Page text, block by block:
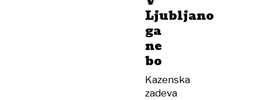
Ljubljano
ga
ne
bo
Kazenska
zadeva